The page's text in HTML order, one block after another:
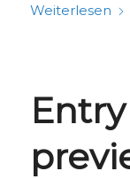
Weiterlesen